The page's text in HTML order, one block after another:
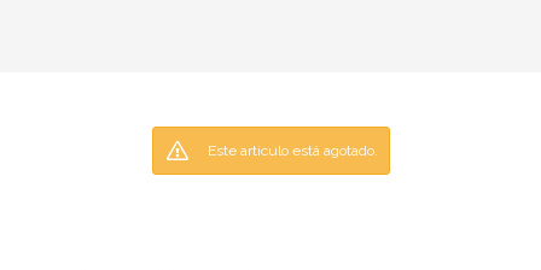
Este artículo está agotado.